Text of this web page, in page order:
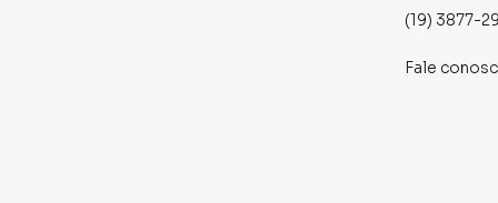
(19) 3877-
Fale